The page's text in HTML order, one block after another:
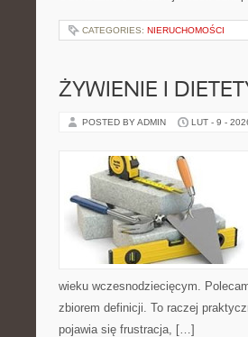
CATEGORIES: NIERUCHOMOŚCI
ŻYWIENIE I
POSTED BY ADMIN LUT - 9 -
wieku wczesnodziecięcym.
zbiorem definicji. To raczej
pojawia się frustracja, […]